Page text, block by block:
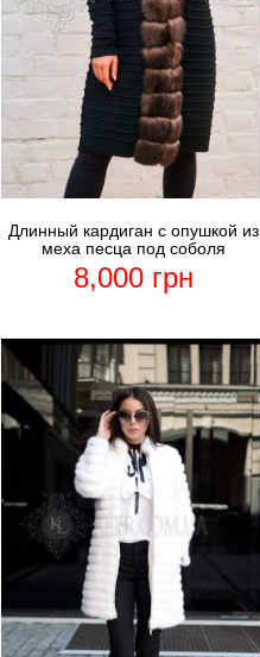
Длинный кардиган с опушкой из
меха песца под соболя
8,000 грн